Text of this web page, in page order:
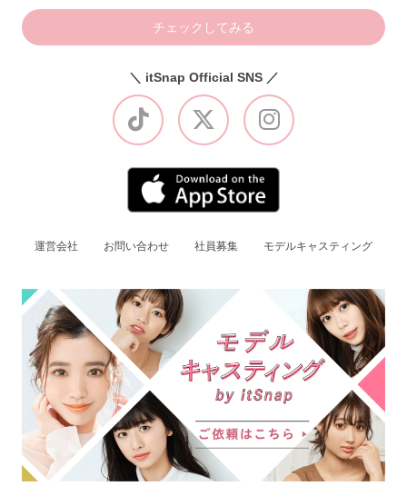
チェックしてみる
＼ itSnap Official SNS ／
運営会社 お問い合わせ 社員募集 モデルキャスティング